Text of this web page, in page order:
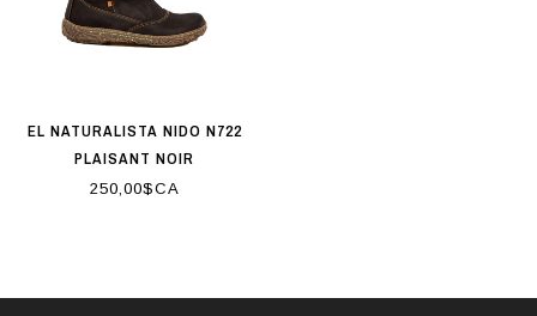
EL NATURALISTA NIDO N722
PLAISANT NOIR
250,00$CA